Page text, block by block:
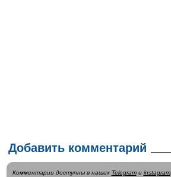
Добавить комментарий
Комментарии доступны в наших Telegramи instagram.